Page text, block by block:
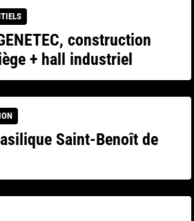
construction
+ hall industriel
Saint-Benoît de